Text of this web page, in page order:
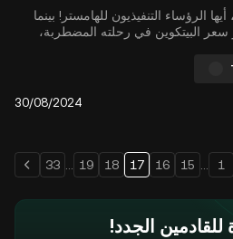
أيها الرؤساء التنفيذيون للهامستر! بينما
سعر البيتكوين في رحلته المضطربة،
الذهبية والتحضير لحدث توليد رموز
HMSTR المرتقب والتوزيع المجاني، المقرر في
26 سبتمبر 2024. هذا الحدث، الذي تأجل عن
الأصلي في يوليو، من المتوقع أن يكون
30/08/2024
1
15
16
17
18
19
33
الجدد!